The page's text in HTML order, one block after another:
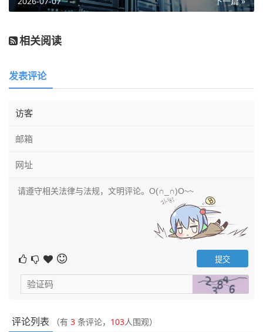
相关阅读
发表评论
评论列表 （有 3 条评论， 103人围观）